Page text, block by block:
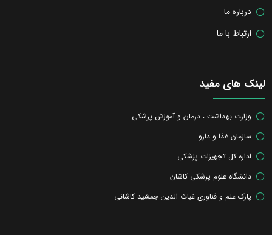
درباره ما
ارتباط با ما
لینک های مفید
وزارت بهداشت ، درمان و آموزش پزشکی
سازمان غذا و دارو
اداره کل تجهیزات پزشکی
دانشگاه علوم پزشکی کاشان
پارک علم و فناوری غیاث الدین جمشید کاشانی